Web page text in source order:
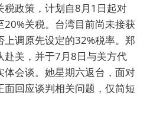
税政策，计划自8月1日起对
20%关税。台湾目前尚未接获
调原先设定的32%税率。郑
赴美，并于7月8日与美方代
会谈。她星期六返台，面对
回应谈判相关问题，仅简短